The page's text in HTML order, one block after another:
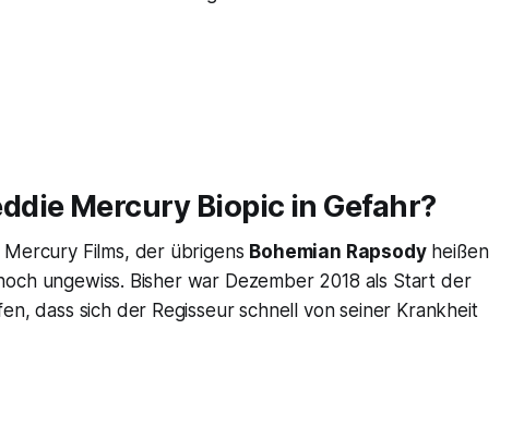
Mercury Biopic in Gefahr?
Films, der übrigens Bohemian Rapsodyheißen
ungewiss. Bisher war Dezember 2018 als Start der
dass sich der Regisseur schnell von seiner Krankheit